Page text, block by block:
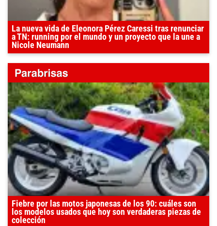
La nueva vida de Eleonora Pérez Caressi tras renunciar
a TN: running por el mundo y un proyecto que la une a
Nicole Neumann
Fiebre por las motos japonesas de los 90: cuáles son
los modelos usados que hoy son verdaderas piezas de
colección